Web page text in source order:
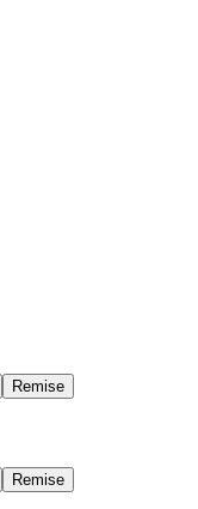
Remise
Remise